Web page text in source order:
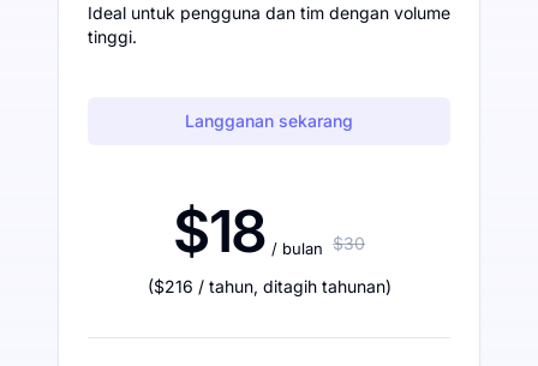
Ideal untuk pengguna dan tim dengan volume
tinggi.
Langganan sekarang
$18 / bulan $30
($216 / tahun, ditagih tahunan)